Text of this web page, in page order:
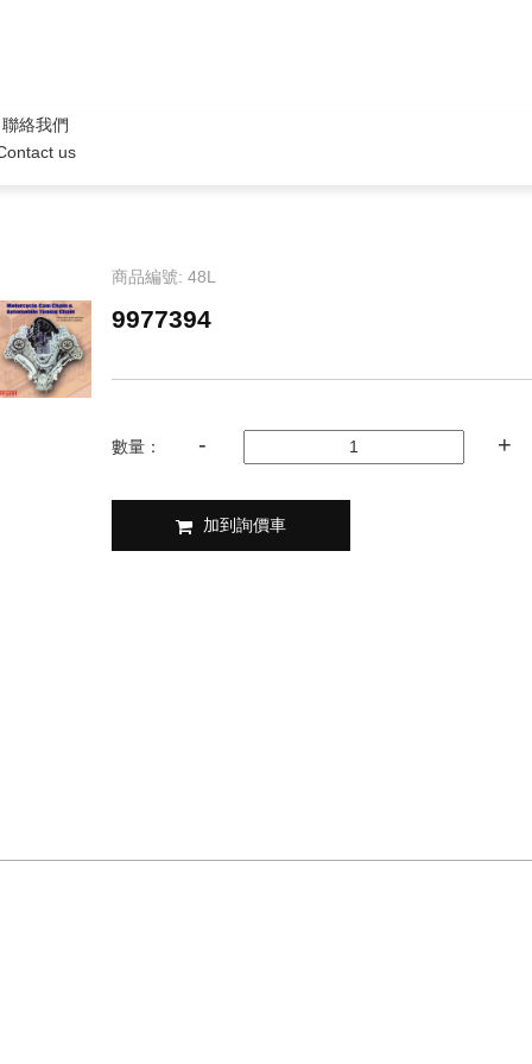
聯絡我們
us
商品編號: 48L
9977394
數量：
加到詢價車